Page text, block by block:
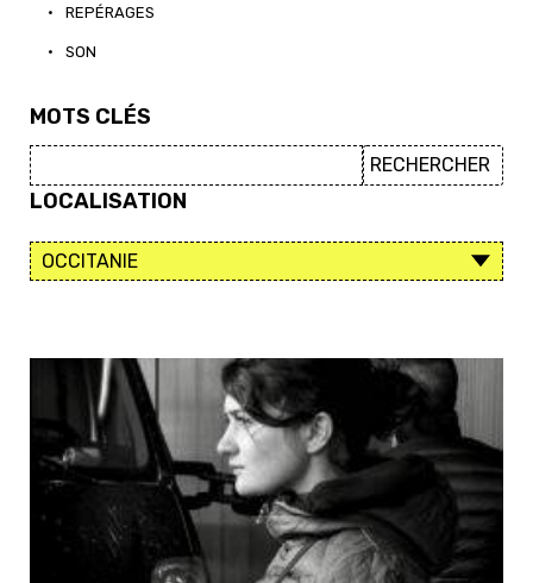
• REPÉRAGES
• SON
MOTS CLÉS
LOCALISATION